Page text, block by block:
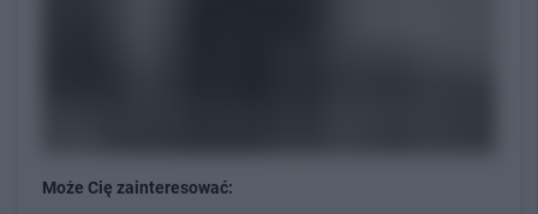
Może Cię zainteresować: